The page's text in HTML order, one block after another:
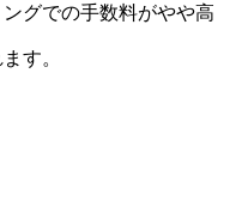
グでの手数料がやや高
す。